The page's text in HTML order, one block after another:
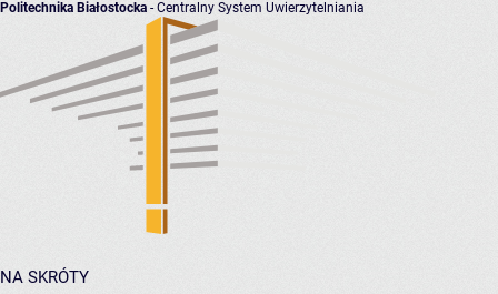
Politechnika Białostocka - Centralny System Uwierzytelniania
NA SKRÓTY